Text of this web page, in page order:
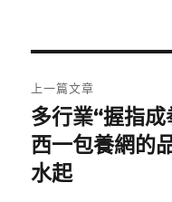
章
導
覽
上一篇文章
上
一
篇
多行業“握指
西一包養網的
水起